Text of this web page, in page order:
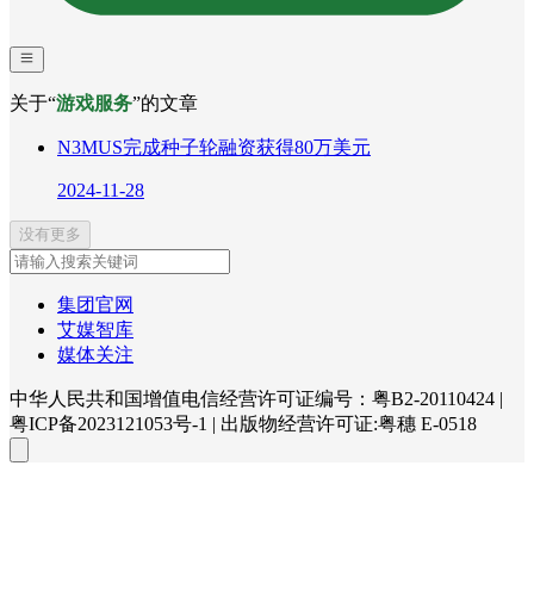
关于“游戏服务”的文章
N3MUS完成种子轮融资获得80万美元
2024-11-28
没有更多
集团官网
艾媒智库
媒体关注
中华人民共和国增值电信经营许可证编号：粤B2-20110424 |
粤ICP备2023121053号-1 | 出版物经营许可证:粤穗 E-0518